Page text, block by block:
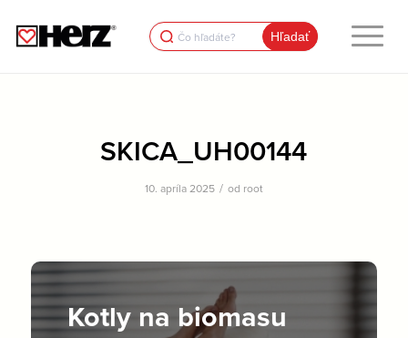
Search
for:
SKICA_UH00144
10. apríla 2025 / od root
Kotly na biomasu